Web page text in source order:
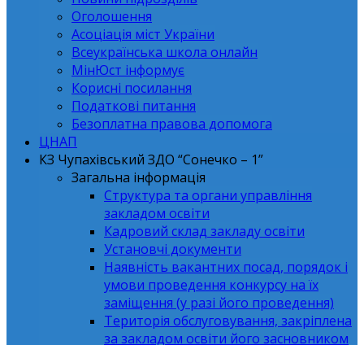
Оголошення
Асоціація міст України
Всеукраїнська школа онлайн
МінЮст інформує
Корисні посилання
Податкові питання
Безоплатна правова допомога
ЦНАП
КЗ Чупахівський ЗДО “Сонечко – 1”
Загальна інформація
Структура та органи управління
закладом освіти
Кадровий склад закладу освіти
Установчі документи
Наявність вакантних посад, порядок і
умови проведення конкурсу на їх
заміщення (у разі його проведення)
Територія обслуговування, закріплена
за закладом освіти його засновником